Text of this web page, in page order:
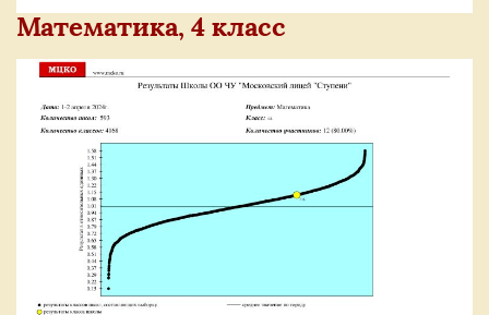
Математика, 4 класс